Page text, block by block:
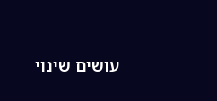
עושים שינוי